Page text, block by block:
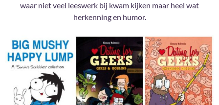
waar niet veel leeswerk bij kwam kijken maar heel wat
herkenning en humor.